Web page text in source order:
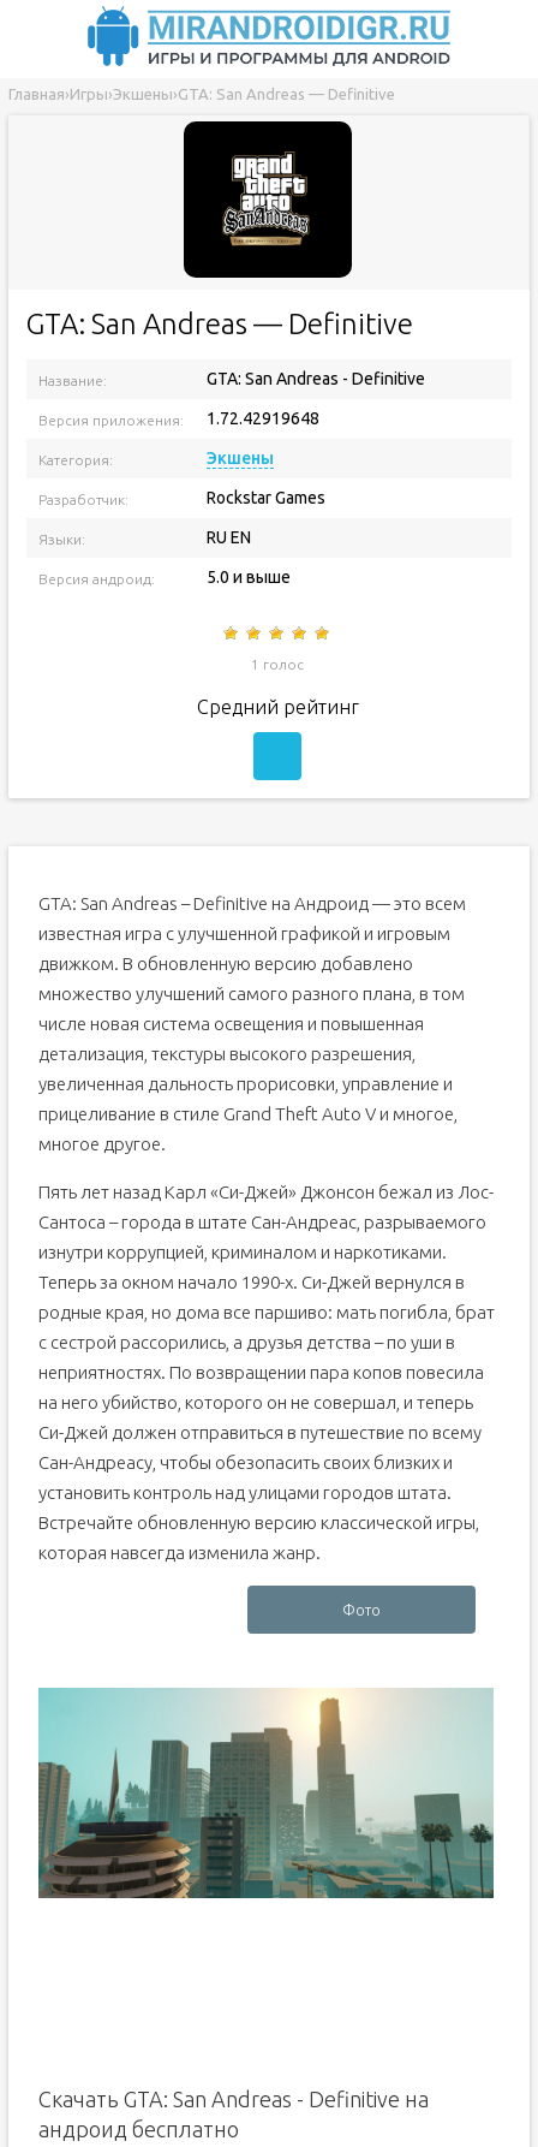
Главная›Игры›Экшены›GTA: San Andreas — Definitive
GTA: San Andreas — Definitive
Название: GTA: San Andreas - Definitive
Версия приложения: 1.72.42919648
Категория: Экшены
Разработчик: Rockstar Games
Языки: RU EN
Версия андроид: 5.0 и выше
1 голос
Средний рейтинг
GTA: San Andreas – Definitive на Андроид — это всем
известная игра с улучшенной графикой и игровым
движком. В обновленную версию добавлено
множество улучшений самого разного плана, в том
числе новая система освещения и повышенная
детализация, текстуры высокого разрешения,
увеличенная дальность прорисовки, управление и
прицеливание в стиле Grand Theft Auto V и многое,
многое другое.
Пять лет назад Карл «Си-Джей» Джонсон бежал из Лос-
Сантоса – города в штате Сан-Андреас, разрываемого
изнутри коррупцией, криминалом и наркотиками.
Теперь за окном начало 1990-х. Си-Джей вернулся в
родные края, но дома все паршиво: мать погибла, брат
с сестрой рассорились, а друзья детства – по уши в
неприятностях. По возвращении пара копов повесила
на него убийство, которого он не совершал, и теперь
Си-Джей должен отправиться в путешествие по всему
Сан-Андреасу, чтобы обезопасить своих близких и
установить контроль над улицами городов штата.
Встречайте обновленную версию классической игры,
которая навсегда изменила жанр.
Фото
Скачать GTA: San Andreas - Definitive на
андроид бесплатно